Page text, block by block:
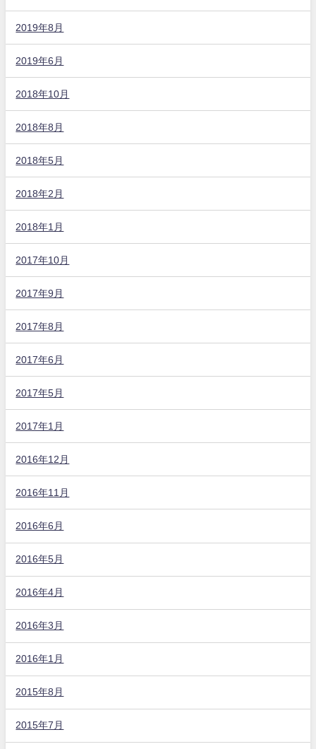
2019年8月
2019年6月
2018年10月
2018年8月
2018年5月
2018年2月
2018年1月
2017年10月
2017年9月
2017年8月
2017年6月
2017年5月
2017年1月
2016年12月
2016年11月
2016年6月
2016年5月
2016年4月
2016年3月
2016年1月
2015年8月
2015年7月